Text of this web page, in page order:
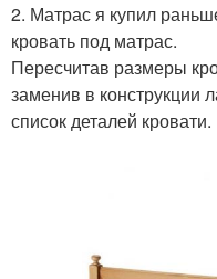
2. Матрас я купил
кровать под матрас.
Пересчитав размеры
заменив в конструкции
список деталей кровати.